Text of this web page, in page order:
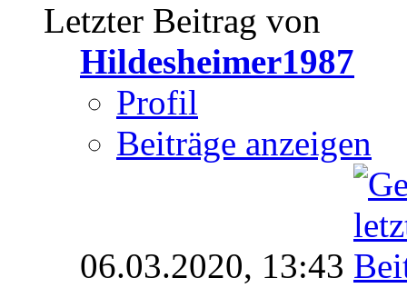
Letzter Beitrag von
Hildesheimer1987
Profil
Beiträge anzeigen
06.03.2020, 13:43